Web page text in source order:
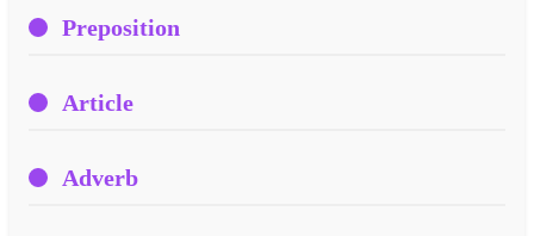
Preposition
Article
Adverb